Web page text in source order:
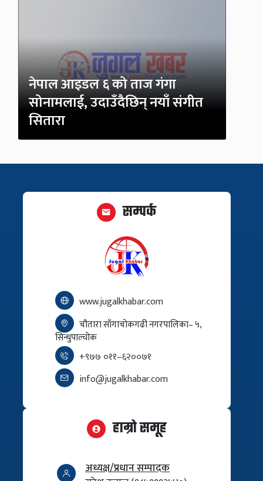
नेपाल आइडल ६ को ताज गंगा
सोनामलाई, उदाउँदैछिन् नयाँ संगीत
सितारा
सम्पर्क
www.jugalkhabar.com
चौतारा साँगाचोकगढी नगरपालिका– ५,
सिन्धुपाल्चोक
+९७७ ०११–६२००७१
info@jugalkhabar.com
हाम्रो समूह
अध्यक्ष/प्रधान सम्पादक